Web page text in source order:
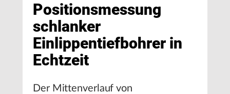
Positionsmessung
schlanker
Einlippentiefbohrer in
Echtzeit
Der Mittenverlauf von